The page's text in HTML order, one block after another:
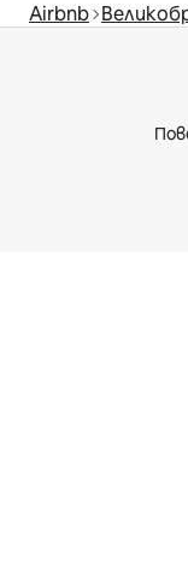
Airbnb